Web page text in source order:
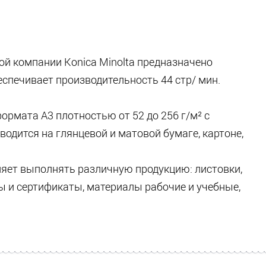
компании Konica Minolta предназначено
производительность 44 стр/ мин.
A3 плотностью от 52 до 256 г/м² с
на глянцевой и матовой бумаге, картоне,
выполнять различную продукцию: листовки,
и сертификаты, материалы рабочие и учебные,